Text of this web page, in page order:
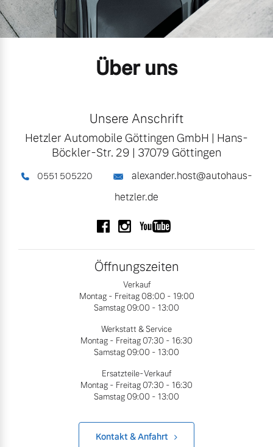
Gebrauchtwagen
Aktuelle Zubehörangebote
Aktuelle Serviceangebote
Service by Volvo
Unsere News & Events
Über uns
Unsere Anschrift
Hetzler Automobile Göttingen GmbH | Hans-
Böckler-Str. 29 | 37079 Göttingen
0551 505220
alexander.host@autohaus-
hetzler.de
Folgen Sie uns auf Facebook
Folgen Sie uns auf Instagram
Folgen Sie uns auf
Öffnungszeiten
Verkauf
Montag - Freitag 08:00 - 19:00
Samstag 09:00 - 13:00
Werkstatt & Service
Montag - Freitag 07:30 - 16:30
Samstag 09:00 - 13:00
Ersatzteile-Verkauf
Montag - Freitag 07:30 - 16:30
Samstag 09:00 - 13:00
Kontakt & Anfahrt